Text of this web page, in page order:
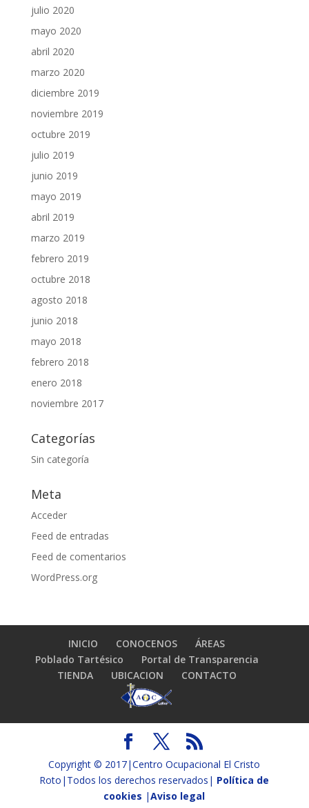
julio 2020
mayo 2020
abril 2020
marzo 2020
diciembre 2019
noviembre 2019
octubre 2019
julio 2019
junio 2019
mayo 2019
abril 2019
marzo 2019
febrero 2019
octubre 2018
agosto 2018
junio 2018
mayo 2018
febrero 2018
enero 2018
noviembre 2017
Categorías
Sin categoría
Meta
Acceder
Feed de entradas
Feed de comentarios
WordPress.org
INICIO CONOCENOS
ÁREAS
Poblado Tartésico
Portal de Transparencia
TIENDA
UBICACION CONTACTO
Copyright © 2017|Centro Ocupacional El Cristo
Roto|Todos los derechos reservados| Política de
cookies |Aviso legal